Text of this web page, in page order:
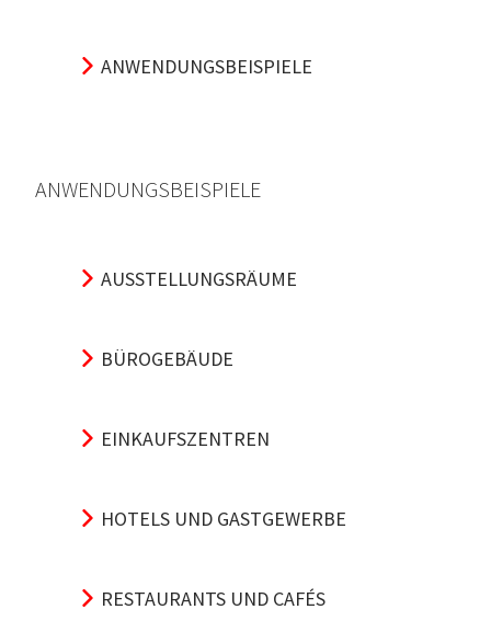
ANWENDUNGSBEISPIELE
ANWENDUNGSBEISPIELE
AUSSTELLUNGSRÄUME
BÜROGEBÄUDE
EINKAUFSZENTREN
HOTELS UND GASTGEWERBE
RESTAURANTS UND CAFÉS